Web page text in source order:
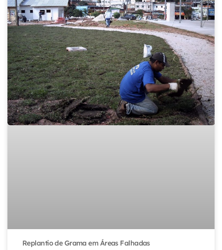
Replantio de Grama em Áreas Falhadas